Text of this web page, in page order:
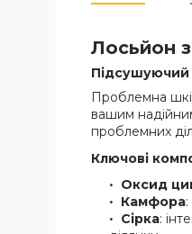
Лосьйон
Підсушуючий
Проблемна
вашим
проблемних
Ключові
Оксид
Камфора
Сірка: